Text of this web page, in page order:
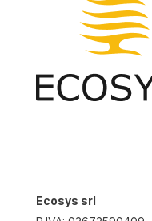
Ecosys srl